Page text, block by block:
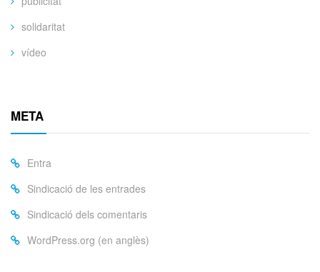
solidaritat
vídeo
META
Entra
Sindicació de les entrades
Sindicació dels comentaris
WordPress.org (en anglès)